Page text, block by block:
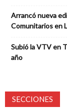
Arrancó nueva
Comunitarios en
Subió la VTV en
año
SECCIONES